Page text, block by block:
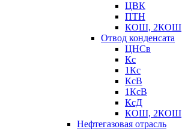
ЦВК
ПТН
КОШ, 2КОШ
Отвод конденсата
ЦНСв
Кс
1Кс
КсВ
1КсВ
КсД
КОШ, 2КОШ
Нефтегазовая отрасль